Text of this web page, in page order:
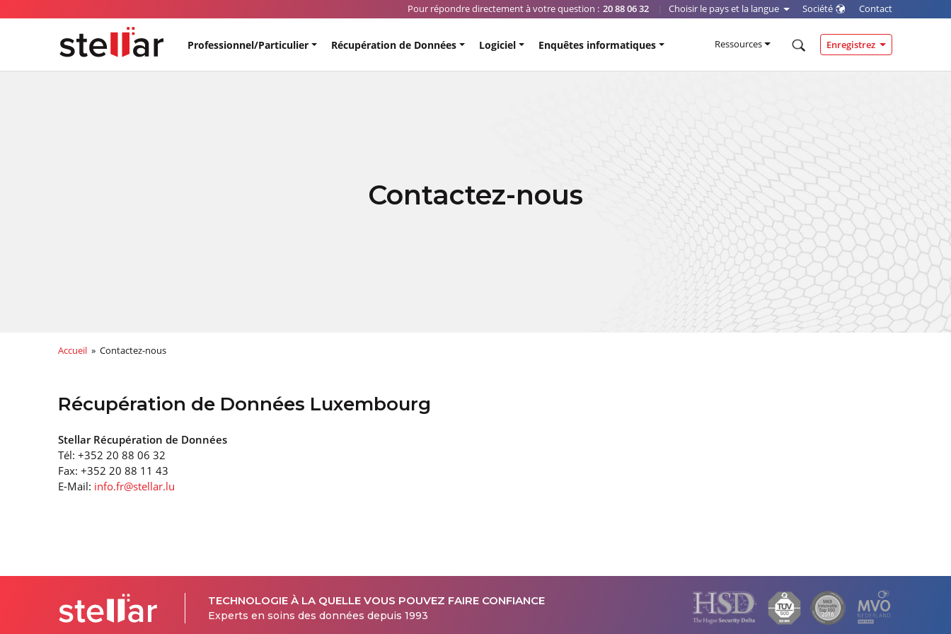
Pour répondre directement à votre question : 20 88 06 32 | Choisir le pays et la langue Société Contact
Professionnel/Particulier Récupération de Données Logiciel Enquêtes informatiques Ressources Enregistrez
Contactez-nous
Accueil » Contactez-nous
Récupération de Données Luxembourg
Stellar Récupération de Données
Tél: +352 20 88 06 32
Fax: +352 20 88 11 43
E-Mail: info.fr@stellar.lu
TECHNOLOGIE À LA QUELLE VOUS POUVEZ FAIRE CONFIANCE
Experts en soins des données depuis 1993